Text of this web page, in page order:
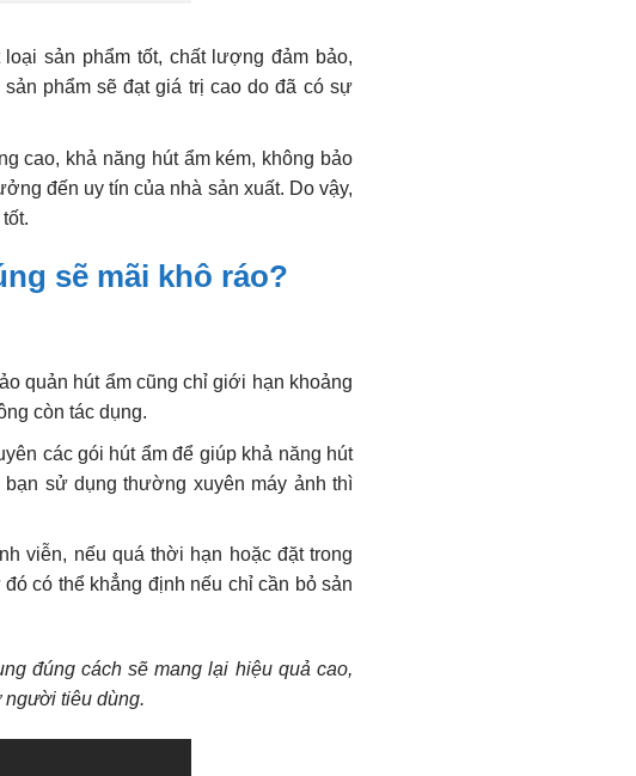
sản phẩm tốt, chất lượng đảm bảo,
phẩm sẽ đạt giá trị cao do đã có sự
cao, khả năng hút ẩm kém, không bảo
đến uy tín của nhà sản xuất. Do vậy,
sẽ mãi khô ráo?
quản hút ẩm cũng chỉ giới hạn khoảng
còn tác dụng.
các gói hút ẩm để giúp khả năng hút
sử dụng thường xuyên máy ảnh thì
viễn, nếu quá thời hạn hoặc đặt trong
có thể khẳng định nếu chỉ cần bỏ sản
đúng cách sẽ mang lại hiệu quả cao,
người tiêu dùng.